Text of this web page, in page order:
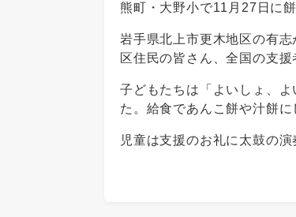
熊町・大野小で11月27日に
岩手県北上市更木地区の有
区住民の皆さん、全国の支
子どもたちは「よいしょ、
た。給食であんこ餅や汁餅
児童は支援のお礼に太鼓の